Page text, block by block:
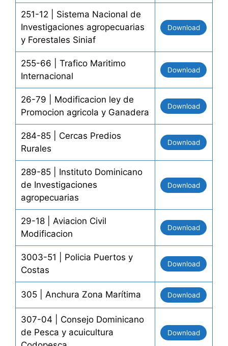
251-12 | Sistema Nacional de
Investigaciones agropecuarias
y Forestales Siniaf
Download
255-66 | Trafico Maritimo
Internacional
Download
26-79 | Modificacion ley de
Promocion agricola y Ganadera
Download
284-85 | Cercas Predios
Rurales
Download
289-85 | Instituto Dominicano
de Investigaciones
agropecuarias
Download
29-18 | Aviacion Civil
Modificacion
Download
3003-51 | Policia Puertos y
Costas
Download
305 | Anchura Zona Marítima Download
307-04 | Consejo Dominicano
de Pesca y acuicultura
Download